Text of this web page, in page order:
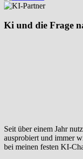
Ki und die Frage
Seit über einem Jahr
ausprobiert und immer
bei meinen festen KI-